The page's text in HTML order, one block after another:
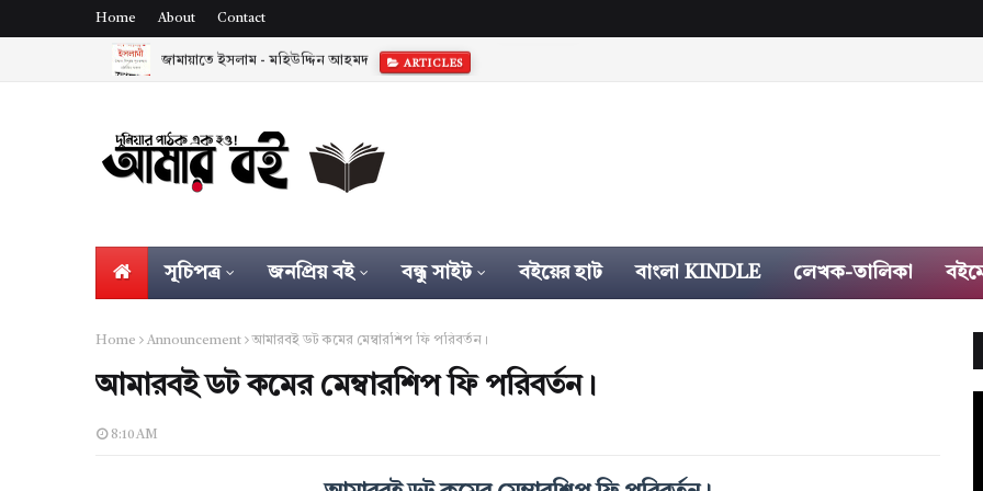
Home About Contact
জামায়াতে ইসলাম - মহিউদ্দিন আহমদ ARTICLES
সূচিপত্র জনপ্রিয় বই বন্ধু সাইট বইয়ের হাট বাংলা KINDLE লেখক-তালিকা
Home Announcement আমারবই ডট কমের মেম্বারশিপ ফি পরিবর্তন।
আমারবই ডট কমের মেম্বারশিপ ফি পরিবর্তন।
8:10 AM